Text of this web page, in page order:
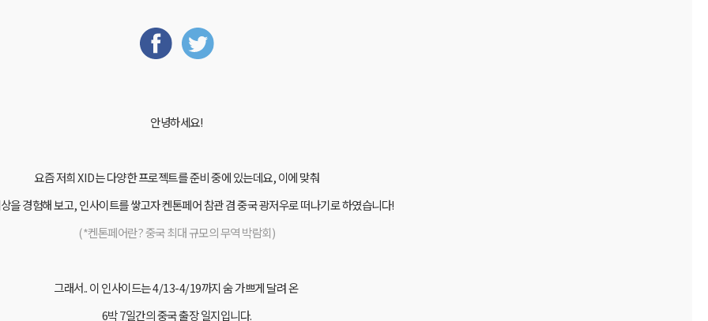
안녕하세요!
요즘 저희 XID는 다양한 프로젝트를 준비 중에 있는데요,이에 맞춰
을 경험해 보고, 인사이트를 쌓고자켄톤페어 참관 겸중국 광저우로 떠나기로 하였습니다!
(*켄톤페어란? 중국 최대 규모의 무역 박람회)
그래서.. 이 인사이드는 4/13-4/19까지 숨 가쁘게 달려 온
6박 7일간의 중국 출장 일지입니다.